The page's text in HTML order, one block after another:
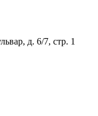
д. 6/7, стр. 1